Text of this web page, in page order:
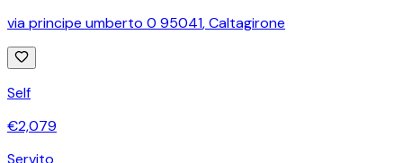
via principe umberto 0 95041,Caltagirone
Self
€2,079
Servito